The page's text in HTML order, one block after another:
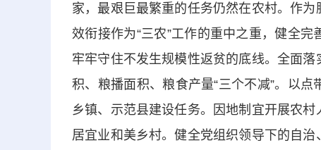
家，最艰巨最繁重的任务仍然在农村。作
效衔接作为“三农”工作的重中之重，健全
牢牢守住不发生规模性返贫的底线。全面
积、粮播面积、粮食产量“三个不减”。以
乡镇、示范县建设任务。因地制宜开展农
居宜业和美乡村。健全党组织领导下的自